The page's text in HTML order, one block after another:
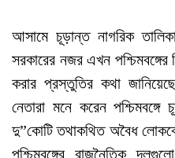
আসামে চূড়ান্ত নাগরিক
সরকারের নজর এখন
করার প্রস্তুতির কথা
নেতারা মনে করেন
দু”কোটি তথাকথিত অবৈধ
পশ্চিমবঙ্গের রাজনৈতিক